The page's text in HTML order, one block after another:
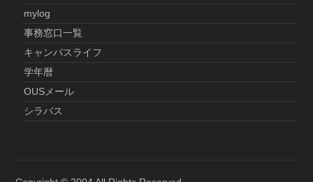
mylog
事務窓口一覧
キャンパスライフ
学年暦
OUSメール
シラバス